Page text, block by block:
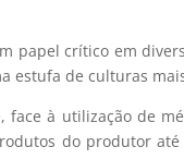
papel crítico em
estufa de culturas
face à utilização de
do produtor